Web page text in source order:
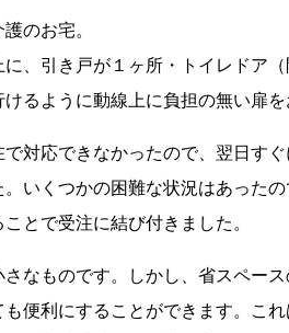
のお宅。
、引き戸が１ヶ所・トイレドア
るように動線上に負担の無い扉を
対応できなかったので、翌日す
いくつかの困難な状況はあった
とで受注に結び付きました。
なものです。しかし、省スペー
便利にすることができます。こ